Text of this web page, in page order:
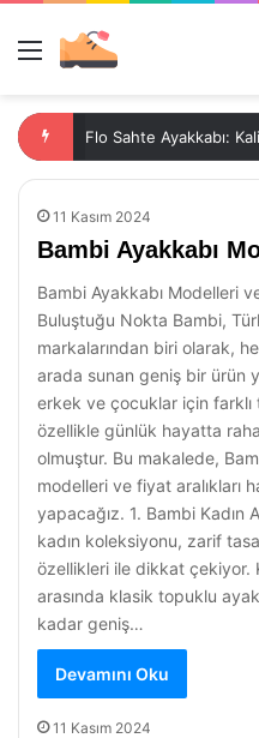
Menü
Flo Sahte Ayakkabı:
11 Kasım 2024
Bambi Ayakkabı
Bambi Ayakkabı Modelleri
Buluştuğu Nokta Bambi,
markalarından biri olarak,
arada sunan geniş bir ürün
erkek ve çocuklar için farklı
özellikle günlük hayatta
olmuştur. Bu makalede,
modelleri ve fiyat aralıkları
yapacağız. 1. Bambi Kadın
kadın koleksiyonu, zarif
özellikleri ile dikkat çekiyor.
arasında klasik topuklu
kadar geniş…
Devamını Oku
11 Kasım 2024